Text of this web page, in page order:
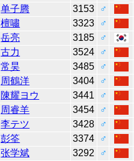
单子腾 3153
♂
檀嘯 3323
♂
岳亮 3185
♂
古力 3524
♂
常昊 3485
♂
周鶴洋 3404
♂
陳耀ヨウ 3441
♂
周睿羊 3454
♂
李テツ 3428
♂
彭筌 3374
♂
张学斌 3292
♂